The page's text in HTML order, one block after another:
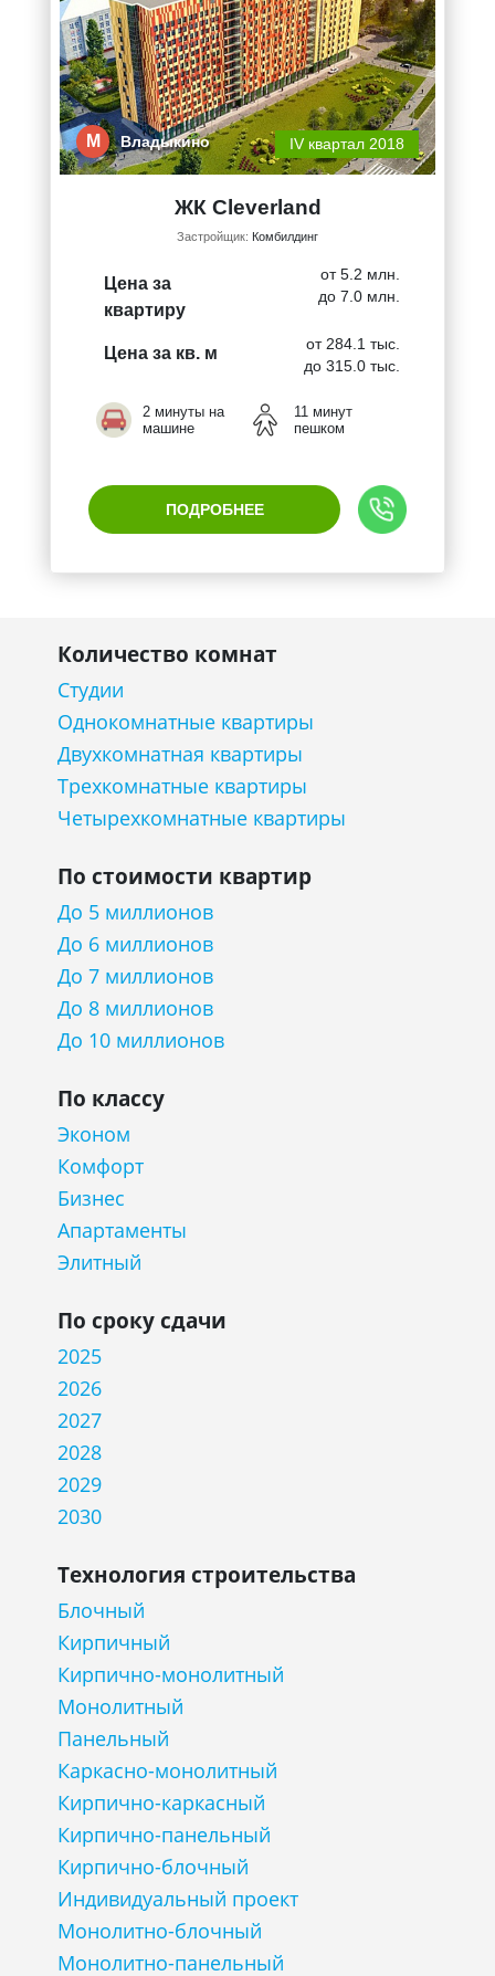
М Владыкино IV квартал 2018
ЖК Cleverland
Застройщик: Комбилдинг
Цена за
квартиру
от 5.2 млн.
до 7.0 млн.
Цена за кв. м
от 284.1 тыс.
до 315.0 тыс.
2 минуты на
машине
11 минут
пешком
ПОДРОБНЕЕ
Количество комнат
Студии
Однокомнатные квартиры
Двухкомнатная квартиры
Трехкомнатные квартиры
Четырехкомнатные квартиры
По стоимости квартир
До 5 миллионов
До 6 миллионов
До 7 миллионов
До 8 миллионов
До 10 миллионов
По классу
Эконом
Комфорт
Бизнес
Апартаменты
Элитный
По сроку сдачи
2025
2026
2027
2028
2029
2030
Технология строительства
Блочный
Кирпичный
Кирпично-монолитный
Монолитный
Панельный
Каркасно-монолитный
Кирпично-каркасный
Кирпично-панельный
Кирпично-блочный
Индивидуальный проект
Монолитно-блочный
Монолитно-панельный